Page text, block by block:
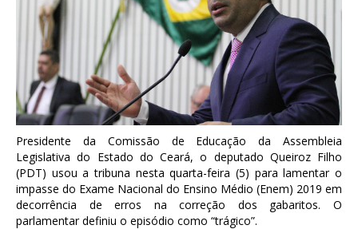
Presidente da Comissão de Educação da Assembleia
Legislativa do Estado do Ceará, o deputado Queiroz Filho
(PDT) usou a tribuna nesta quarta-feira (5) para lamentar o
impasse do Exame Nacional do Ensino Médio (Enem) 2019 em
decorrência de erros na correção dos gabaritos. O
parlamentar definiu o episódio como “trágico”.